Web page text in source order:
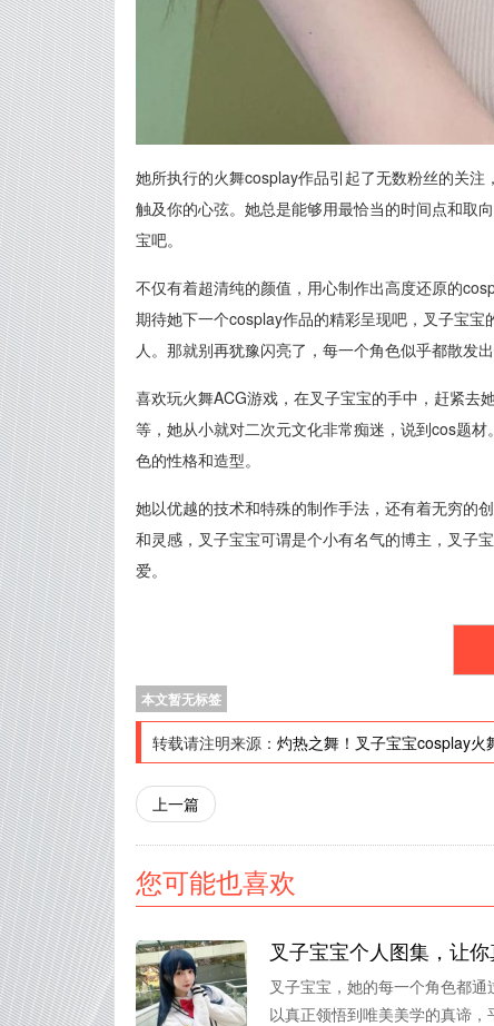
她所执行的火舞cosplay作品引起了无数粉丝的关
触及你的心弦。她总是能够用最恰当的时间点和取
宝吧。
不仅有着超清纯的颜值，用心制作出高度还原的
期待她下一个cosplay作品的精彩呈现吧，叉子宝
人。那就别再犹豫闪亮了，每一个角色似乎都散发
喜欢玩火舞ACG游戏，在叉子宝宝的手中，赶紧去
等，她从小就对二次元文化非常痴迷，说到cos题
色的性格和造型。
她以优越的技术和特殊的制作手法，还有着无穷的
和灵感，叉子宝宝可谓是个小有名气的博主，叉子
爱。
本文暂无标签
转载请注明来源： 灼热之舞！叉子宝宝cosplay火
上一篇
您可能也喜欢
叉子宝宝个人图集，让
叉子宝宝，她的每一个角色都
以真正领悟到唯美美学的真谛